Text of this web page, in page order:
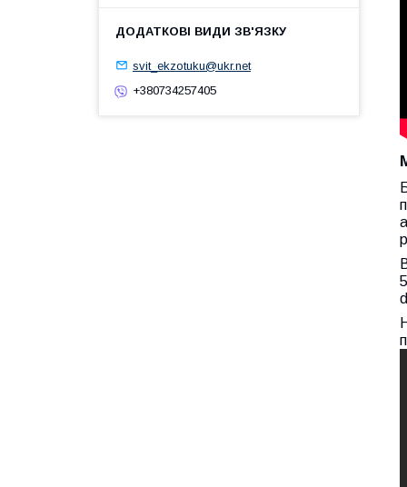
svit_ekzotuku@ukr.net
+380734257405